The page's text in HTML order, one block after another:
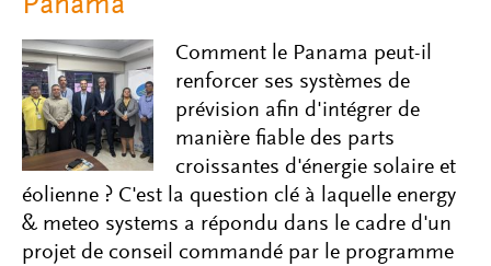
Comment le Panama peut-il
renforcer ses systèmes de
prévision afin d'intégrer de
manière fiable des parts
croissantes d'énergie solaire et
éolienne ? C'est la question clé à laquelle energy
& meteo systems a répondu dans le cadre d'un
projet de conseil commandé par le programme